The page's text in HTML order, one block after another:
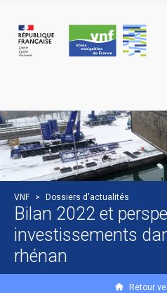
VNF > Dossiers d'actualités
Bilan 2022 et
investissements
rhénan
Retour